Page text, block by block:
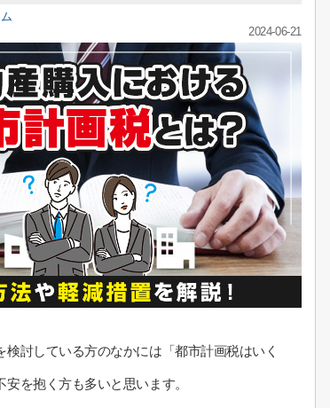
2024-06-21
検討している方のなかには「都市計画税はいく
安を抱く方も多いと思います。